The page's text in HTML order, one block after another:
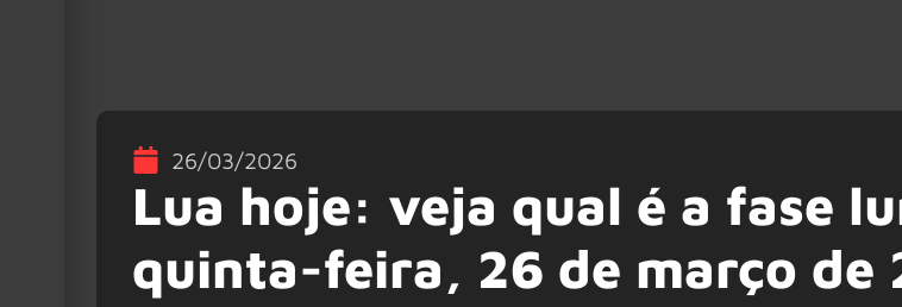
26/03/2026
Lua hoje: veja qual é a fase
quinta-feira, 26 de março de